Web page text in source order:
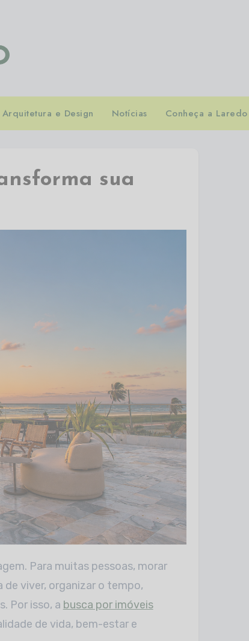
Arquitetura e Design Notícias Conheça a Laredo
sua
viver, organizar o tempo,
Por isso, a busca por imóveis
de vida, bem-estar e